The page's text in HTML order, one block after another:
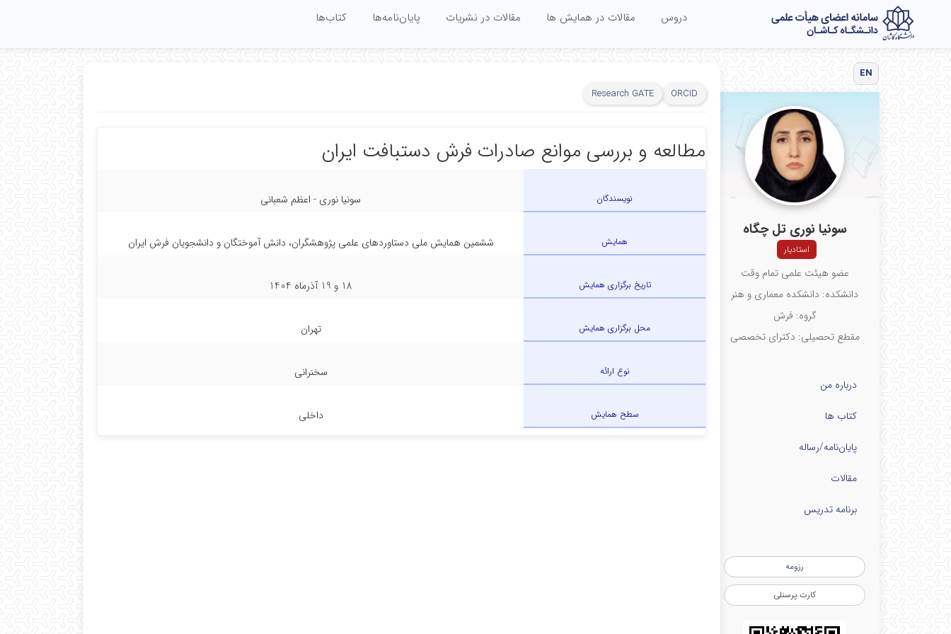
دروس مقالات در همایش ها مقالات در نشریات پایان‌نامه‌ها کتاب‌ها
EN
سونیا نوری تل چگاه
استادیار
عضو هیئت علمی تمام وقت
دانشکده: دانشکده معماری و هنر
گروه: فرش
مقطع تحصیلی: دکترای تخصصی
درباره من
کتاب ها
پایان‌نامه‌/رساله
مقالات
برنامه تدریس
رزومه
کارت پرسنلی
ORCID
Research GATE
مطالعه و بررسی موانع صادرات فرش دستبافت ایران
نویسندگان سونیا نوری - اعظم شعبانی
همایش ششمین همایش ملی دستاوردهای علمی پژوهشگران، دانش آموختگان و دانشجویان فرش ایران
تاریخ برگزاری همایش 18 و 19 آذرماه 1404
محل برگزاری همایش تهران
نوع ارائه سخنرانی
سطح همایش داخلی